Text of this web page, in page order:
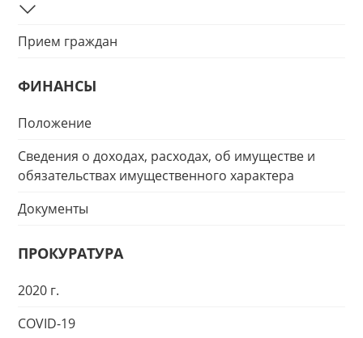
Прием граждан
ФИНАНСЫ
Положение
Сведения о доходах, расходах, об имуществе и
обязательствах имущественного характера
Документы
ПРОКУРАТУРА
2020 г.
COVID-19